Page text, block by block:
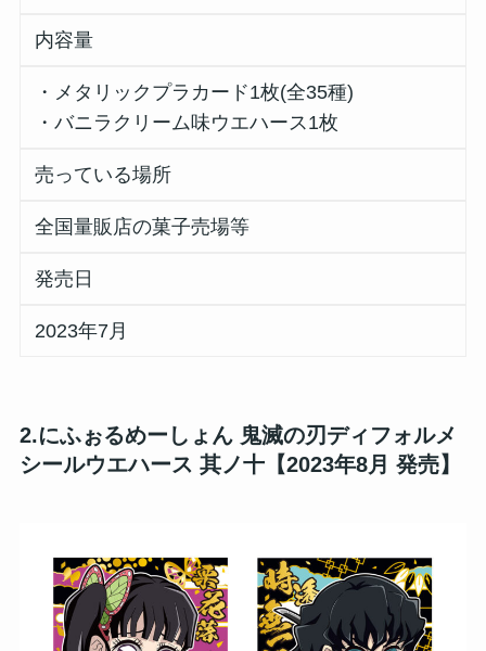
内容量
・メタリックプラカード1枚(全35種)
・バニラクリーム味ウエハース1枚
売っている場所
全国量販店の菓子売場等
発売日
2023年7月
2.にふぉるめーしょん 鬼滅の刃ディフォルメ
シールウエハース 其ノ十【2023年8月 発売】